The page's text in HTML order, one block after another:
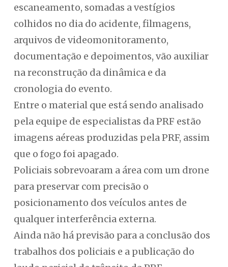
escaneamento, somadas a vestígios
colhidos no dia do acidente, filmagens,
arquivos de videomonitoramento,
documentação e depoimentos, vão auxiliar
na reconstrução da dinâmica e da
cronologia do evento.
Entre o material que está sendo analisado
pela equipe de especialistas da PRF estão
imagens aéreas produzidas pela PRF, assim
que o fogo foi apagado.
Policiais sobrevoaram a área com um drone
para preservar com precisão o
posicionamento dos veículos antes de
qualquer interferência externa.
Ainda não há previsão para a conclusão dos
trabalhos dos policiais e a publicação do